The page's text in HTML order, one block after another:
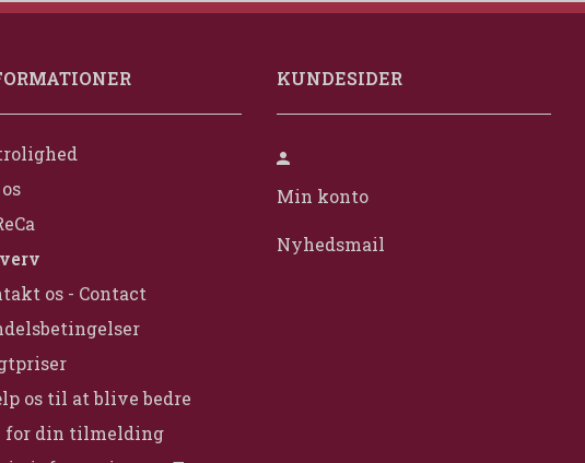
os - Contact
os til at blive bedre
for din tilmelding
KUNDESIDER
Min konto
Nyhedsmail